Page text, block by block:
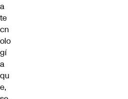
a
te
cn
olo
gí
a
qu
e,